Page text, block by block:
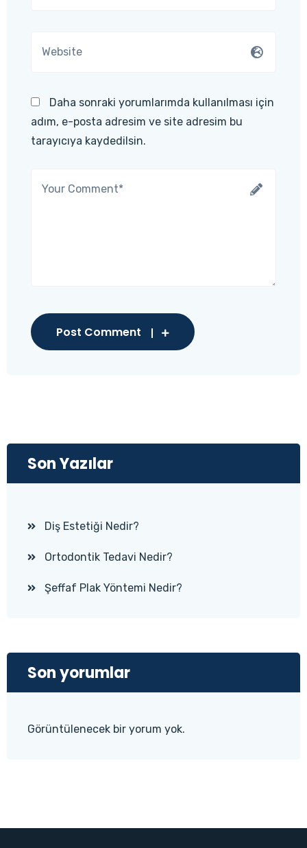
Daha sonraki yorumlarımda kullanılması için
adım, e-posta adresim ve site adresim bu
tarayıcıya kaydedilsin.
Post Comment
Son Yazılar
Diş Estetiği Nedir?
Ortodontik Tedavi Nedir?
Şeffaf Plak Yöntemi Nedir?
Son yorumlar
Görüntülenecek bir yorum yok.